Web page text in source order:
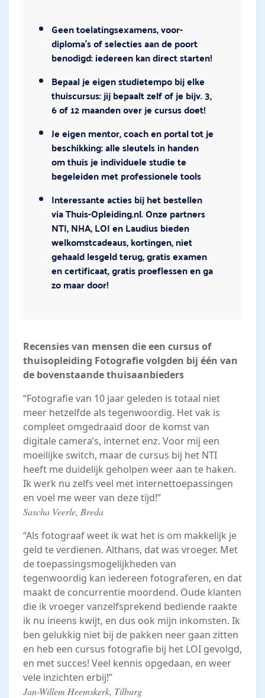
Geen toelatingsexamens, voor-
diploma’s of selecties aan de poort
benodigd: iedereen kan direct starten!
Bepaal je eigen studietempo bij elke
thuiscursus: jij bepaalt zelf of je bijv. 3,
6 of 12 maanden over je cursus doet!
Je eigen mentor, coach en portal tot je
beschikking: alle sleutels in handen
om thuis je individuele studie te
begeleiden met professionele tools
Interessante acties bij het bestellen
via Thuis-Opleiding.nl. Onze partners
NTI, NHA, LOI en Laudius bieden
welkomstcadeaus, kortingen, niet
gehaald lesgeld terug, gratis examen
en certificaat, gratis proeflessen en ga
zo maar door!
Recensies van mensen die een cursus of
thuisopleiding Fotografie volgden bij één van
de bovenstaande thuisaanbieders
“Fotografie van 10 jaar geleden is totaal niet
meer hetzelfde als tegenwoordig. Het vak is
compleet omgedraaid door de komst van
digitale camera’s, internet enz. Voor mij een
moeilijke switch, maar de cursus bij het NTI
heeft me duidelijk geholpen weer aan te haken.
Ik werk nu zelfs veel met internettoepassingen
en voel me weer van deze tijd!”
Sascha Veerle, Breda
“Als fotograaf weet ik wat het is om makkelijk je
geld te verdienen. Althans, dat was vroeger. Met
de toepassingsmogelijkheden van
tegenwoordig kan iedereen fotograferen, en dat
maakt de concurrentie moordend. Oude klanten
die ik vroeger vanzelfsprekend bediende raakte
ik nu ineens kwijt, en dus ook mijn inkomsten. Ik
ben gelukkig niet bij de pakken neer gaan zitten
en heb een cursus fotografie bij het LOI gevolgd,
en met succes! Veel kennis opgedaan, en weer
vele inzichten erbij!”
Jan-Willem Heemskerk, Tilburg